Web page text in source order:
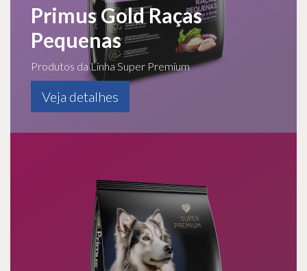
Primus Gold Raças
Pequenas
Produtos da Linha Super Premium
Veja detalhes